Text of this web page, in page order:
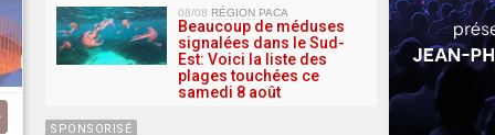
08/08 RÉGION PACA
Beaucoup de méduses
signalées dans le Sud-
Est: Voici la liste des
plages touchées ce
samedi 8 août
SPONSORISÉ